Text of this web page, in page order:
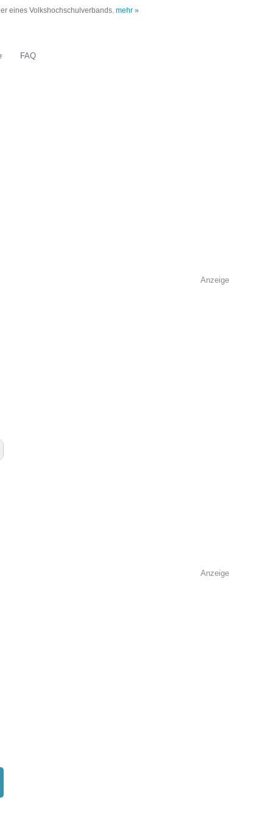
eines Volkshochschulverbands. mehr »
FAQ
Anzeige
Anzeige